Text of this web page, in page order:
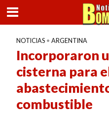
NOTICIAS • ARGENTINA
Incorporaron
cisterna para
combustible